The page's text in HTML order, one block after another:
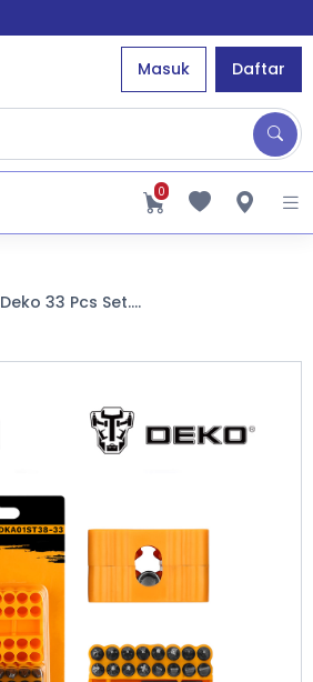
Masuk Daftar
0
Deko 33 Pcs Set....